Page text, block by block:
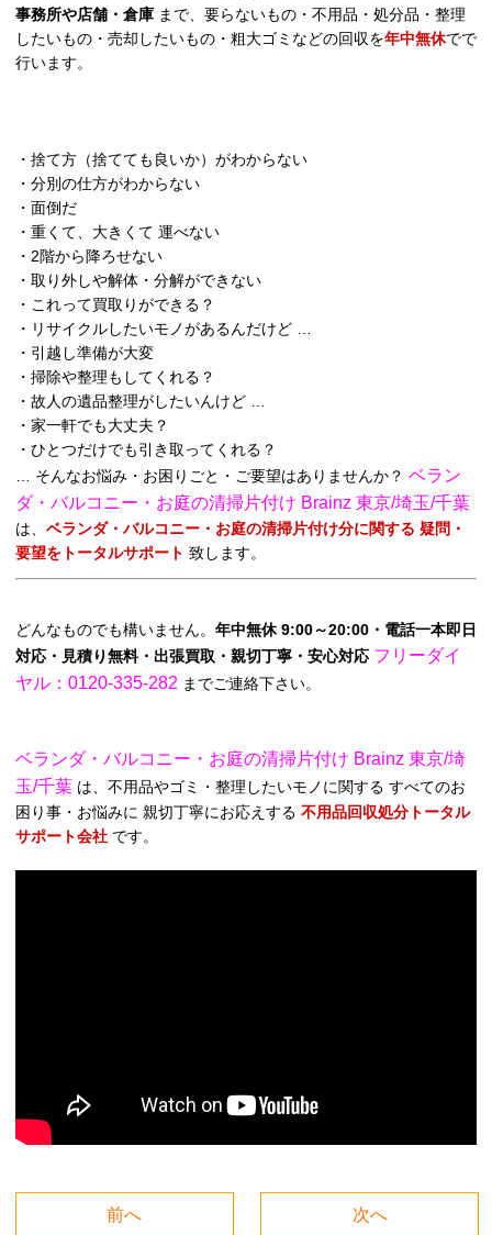
事務所や店舗・倉庫 まで、要らないもの・不用品・処分品・整理
したいもの・売却したいもの・粗大ゴミなどの回収を年中無休でで
行います。
・捨て方（捨てても良いか）がわからない
・分別の仕方がわからない
・面倒だ
・重くて、大きくて 運べない
・2階から降ろせない
・取り外しや解体・分解ができない
・これって買取りができる？
・リサイクルしたいモノがあるんだけど …
・引越し準備が大変
・掃除や整理もしてくれる？
・故人の遺品整理がしたいんけど …
・家一軒でも大丈夫？
・ひとつだけでも引き取ってくれる？
… そんなお悩み・お困りごと・ご要望はありませんか？ ベラン
ダ・バルコニー・お庭の清掃片付け Brainz 東京/埼玉/千葉
は、 ベランダ・バルコニー・お庭の清掃片付け分に関する 疑問・
要望をトータルサポート 致します。
どんなものでも構いません。 年中無休 9:00～20:00・電話一本即日
対応・見積り無料・出張買取・親切丁寧・安心対応 フリーダイ
ヤル：0120-335-282 までご連絡下さい。
ベランダ・バルコニー・お庭の清掃片付け Brainz 東京/埼
玉/千葉 は、不用品やゴミ・整理したいモノに関する すべてのお
困り事・お悩みに 親切丁寧にお応えする 不用品回収処分トータル
サポート会社 です。
前へ 次へ